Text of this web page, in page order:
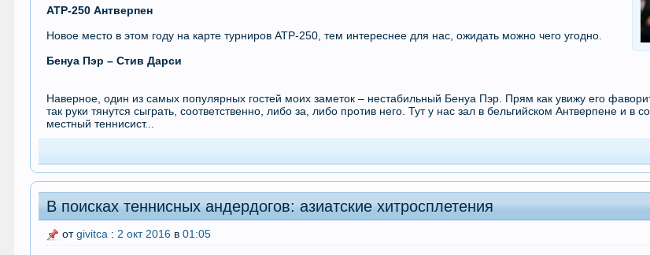
АТР-250 Антверпен
Новое место в этом году на карте турниров АТР-250, тем интереснее для нас, ожидать можно чего угодно.
Бенуа Пэр – Стив Дарси
Наверное, один из самых популярных гостей моих заметок – нестабильный Бенуа Пэр. Прям как увижу его
так руки тянутся сыграть, соответственно, либо за, либо против него. Тут у нас зал в бельгийском Антверпене и в
местный теннисист...
В поисках теннисных андердогов: азиатские хитросплетения
отgivitca :2 окт 2016 в01:05